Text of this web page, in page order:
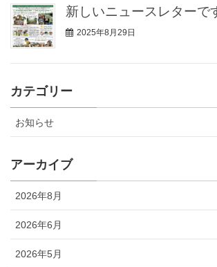
新しいニュースレターで
2025年8月29日
カテゴリー
お知らせ
アーカイブ
2026年8月
2026年6月
2026年5月